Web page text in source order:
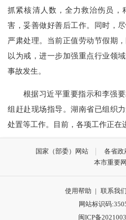
抓紧核清人数，全力救治伤员，
害，妥善做好善后工作。同时，
严肃处理。当前正值劳动节假期
以为戒，进一步加强重点行业领
事故发生。
根据习近平重要指示和李强
组赶赴现场指导。湖南省已组织
处置等工作。目前，各项工作正在
国家（部委）网站 各省政
本市重要
使用帮助 | 联系我们
网站标识码
闽ICP备